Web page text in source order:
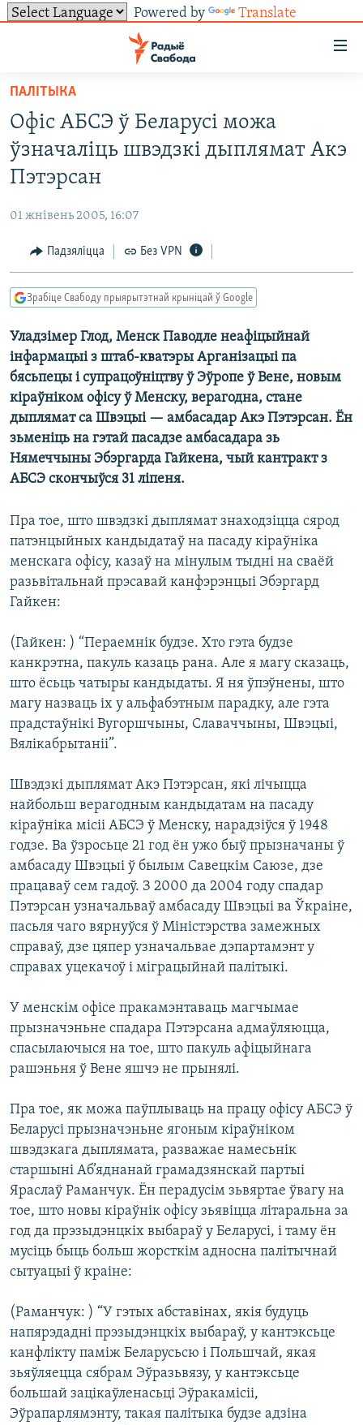
Powered by Translate
ўнівэрсальнага
доступу
Перайсьці
да
галоўнага
зьместу
Перайсьці
да
навігацыі
Перайсьці
да
НАВІНЫ
УСЕ НАВІНЫ
ЭКАНОМІКА
ПАЛІТВЯЗЬНІ
КУЛЬТУРА
КАЛЯНДАР
ТОЛЬКІ НА СВАБОДЗЕ
ГІСТОРЫЯ НА СВАБОДЗЕ
ПАДКАСТЫ
PREMIUM
МОВА
НА ХВАЛЯХ СВАБОДЫ
СУВЯЗЬ
ПАДЗЯЛІЦЦА ІНФАРМАЦЫЯЙ
ПАДКАСТЫ
Усе сайты РС/РСЭ
ПАЛІТЫКА
Офіс АБСЭ ў Беларусі можа
ўзначаліць швэдзкі дыплямат Акэ
Пэтэрсан
01 жнівень 2005, 16:07
Падзяліцца Без VPN
Зрабіце Свабоду прыярытэтнай крыніцай ў Google
Уладзімер Глод, Менск Паводле неафіцыйнай
інфармацыі з штаб-кватэры Арганізацыі па
бясьпецы і супрацоўніцтву ў Эўропе ў Вене, новым
кіраўніком офісу ў Менску, верагодна, стане
дыплямат са Швэцыі — амбасадар Акэ Пэтэрсан. Ён
зьменіць на гэтай пасадзе амбасадара зь
Нямеччыны Эбэргарда Гайкена, чый кантракт з
АБСЭ скончыўся 31 ліпеня.
Пра тое, што швэдзкі дыплямат знаходзіцца сярод
патэнцыйных кандыдатаў на пасаду кіраўніка
менскага офісу, казаў на мінулым тыдні на сваёй
разьвітальнай прэсавай канфэрэнцыі Эбэргард
Гайкен:
(Гайкен: ) “Пераемнік будзе. Хто гэта будзе
канкрэтна, пакуль казаць рана. Але я магу сказаць,
што ёсьць чатыры кандыдаты. Я ня ўпэўнены, што
магу назваць іх у альфабэтным парадку, але гэта
прадстаўнікі Вугоршчыны, Славаччыны, Швэцыі,
Вялікабрытаніі”.
Швэдзкі дыплямат Акэ Пэтэрсан, які лічыцца
найбольш верагодным кандыдатам на пасаду
кіраўніка місіі АБСЭ ў Менску, нарадзіўся ў 1948
годзе. Ва ўзросьце 21 год ён ужо быў прызначаны ў
амбасаду Швэцыі ў былым Савецкім Саюзе, дзе
працаваў сем гадоў. З 2000 да 2004 году спадар
Пэтэрсан узначальваў амбасаду Швэцыі ва Ўкраіне,
пасьля чаго вярнуўся ў Міністэрства замежных
справаў, дзе цяпер узначальвае дэпартамэнт у
справах уцекачоў і міграцыйнай палітыкі.
У менскім офісе пракамэнтаваць магчымае
прызначэньне спадара Пэтэрсана адмаўляюцца,
спасылаючыся на тое, што пакуль афіцыйнага
рашэньня ў Вене яшчэ не прынялі.
Пра тое, як можа паўплываць на працу офісу АБСЭ ў
Беларусі прызначэньне ягоным кіраўніком
швэдзкага дыплямата, разважае намесьнік
старшыні Аб’яднанай грамадзянскай партыі
Яраслаў Раманчук. Ён перадусім зьвяртае ўвагу на
тое, што новы кіраўнік офісу зьявіцца літаральна за
год да прэзыдэнцкіх выбараў у Беларусі, і таму ён
мусіць быць больш жорсткім адносна палітычнай
сытуацыі ў краіне:
(Раманчук: ) “У гэтых абставінах, якія будуць
напярэдадні прэзыдэнцкіх выбараў, у кантэксьце
канфлікту паміж Беларусьсю і Польшчай, якая
зьяўляецца сябрам Эўразьвязу, у кантэксьце
большай зацікаўленасьці Эўракамісіі,
Эўрапарлямэнту, такая палітыка будзе адзіна